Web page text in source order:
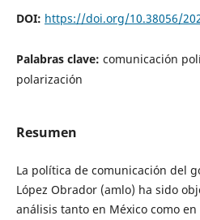
DOI: https://doi.org/10.38056/
Palabras clave: comunicación
polarización
Resumen
La política de comunicación del
López Obrador (amlo) ha sido
análisis tanto en México como